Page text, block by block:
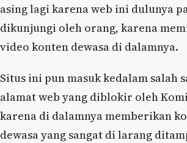
asing lagi karena web ini dulunya
dikunjungi oleh orang, karena
video konten dewasa di dalamnya.
Situs ini pun masuk kedalam salah
alamat web yang diblokir oleh
karena di dalamnya memberikan
dewasa yang sangat di larang